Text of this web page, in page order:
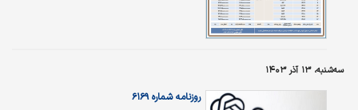
سه‌شنبه، ۱۳ آذر ۱۴۰۳
روزنامه شماره ۶۱۶۹